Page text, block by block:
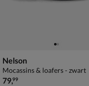
Nelson
Mocassins & loafers - zwart
€ 79,99
79,99